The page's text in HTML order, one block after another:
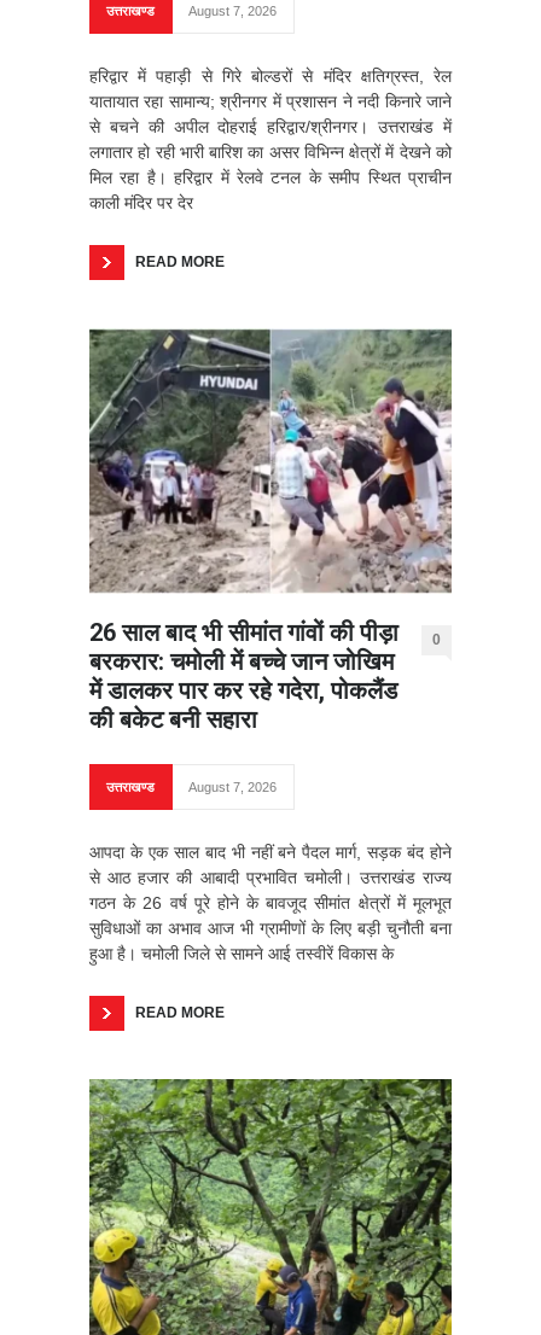
उत्तराखण्ड August 7, 2026
हरिद्वार में पहाड़ी से गिरे बोल्डरों से मंदिर क्षतिग्रस्त, रेल
यातायात रहा सामान्य; श्रीनगर में प्रशासन ने नदी किनारे जाने
से बचने की अपील दोहराई हरिद्वार/श्रीनगर। उत्तराखंड में
लगातार हो रही भारी बारिश का असर विभिन्न क्षेत्रों में देखने को
मिल रहा है। हरिद्वार में रेलवे टनल के समीप स्थित प्राचीन
काली मंदिर पर देर
READ MORE
26 साल बाद भी सीमांत गांवों की पीड़ा
बरकरार: चमोली में बच्चे जान जोखिम
में डालकर पार कर रहे गदेरा, पोकलैंड
की बकेट बनी सहारा
0
उत्तराखण्ड August 7, 2026
आपदा के एक साल बाद भी नहीं बने पैदल मार्ग, सड़क बंद होने
से आठ हजार की आबादी प्रभावित चमोली। उत्तराखंड राज्य
गठन के 26 वर्ष पूरे होने के बावजूद सीमांत क्षेत्रों में मूलभूत
सुविधाओं का अभाव आज भी ग्रामीणों के लिए बड़ी चुनौती बना
हुआ है। चमोली जिले से सामने आई तस्वीरें विकास के
READ MORE